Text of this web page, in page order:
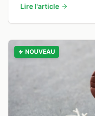
Lire l'article
NOUVEAU